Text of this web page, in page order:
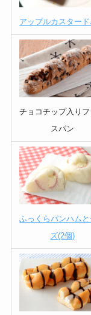
アップルカスタード
チョコチップ入りフ
スパン
ふっくらパンハムと
ズ(2個)